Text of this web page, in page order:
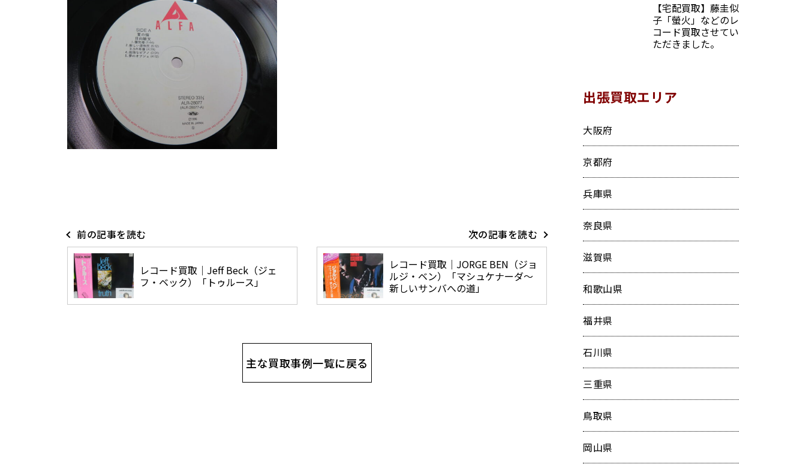
前の記事を読む
レコード買取｜Jeff Beck（ジェ
フ・ベック）「トゥルース」
次の記事を読む
レコード買取｜JORGE BEN（ジョ
ルジ・ベン）「マシュケナーダ〜
新しいサンバへの道」
主な買取事例一覧に戻る
【宅配買取】藤圭似
子「螢火」などのレ
コード買取させてい
ただきました。
出張買取エリア
大阪府
京都府
兵庫県
奈良県
滋賀県
和歌山県
福井県
石川県
三重県
鳥取県
岡山県